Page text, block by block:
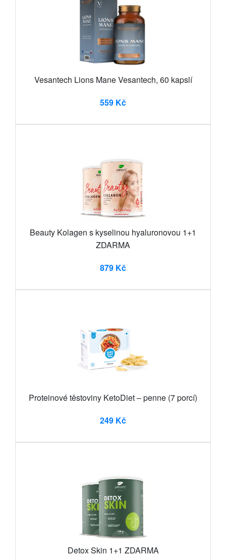
Vesantech Lions Mane Vesantech, 60 kapslí
559 Kč
Beauty Kolagen s kyselinou hyaluronovou 1+1
ZDARMA
879 Kč
Proteinové těstoviny KetoDiet – penne (7 porcí)
249 Kč
Detox Skin 1+1 ZDARMA